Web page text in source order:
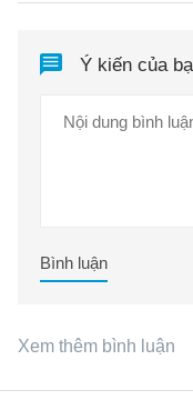
Ý kiến của
Bình luận
Xem thêm bình luận